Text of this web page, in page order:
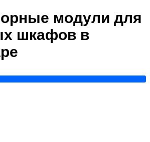
модули для
шкафов в